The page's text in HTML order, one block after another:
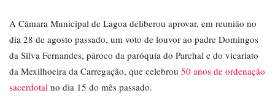
A Câmara Municipal de Lagoa deliberou aprovar, em reunião no
dia 28 de agosto passado, um voto de louvor ao padre Domingos
da Silva Fernandes, pároco da paróquia do Parchal e do vicariato
da Mexilhoeira da Carregação, que celebrou 50 anos de ordenação
sacerdotal no dia 15 do mês passado.